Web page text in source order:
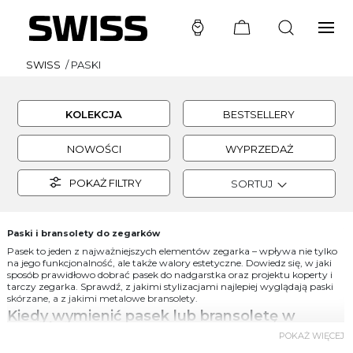
SWISS /PASKI
KOLEKCJA BESTSELLERY
NOWOŚCI WYPRZEDAŻ
POKAŻ FILTRY SORTUJ
Paski i bransolety do zegarków
Pasek to jeden z najważniejszych elementów zegarka – wpływa nie tylko
na jego funkcjonalność, ale także walory estetyczne. Dowiedz się, w jaki
sposób prawidłowo dobrać pasek do nadgarstka oraz projektu koperty i
tarczy zegarka. Sprawdź, z jakimi stylizacjami najlepiej wyglądają paski
skórzane, a z jakimi metalowe bransolety.
Kiedy wymienić pasek lub bransoletę w
zegarku? POKAŻ WIĘCEJ